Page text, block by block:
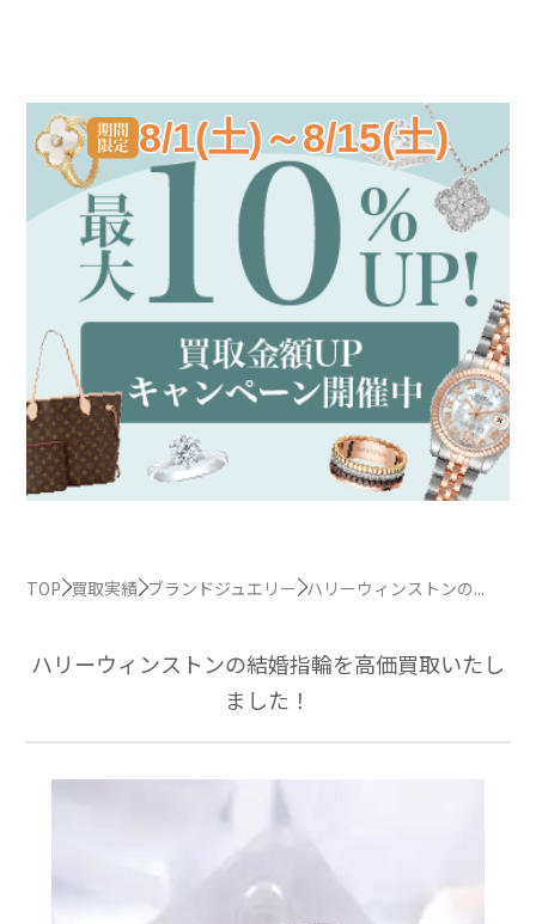
8/1(土)～8/15(土)
TOP 買取実績 ブランドジュエリー ハリーウィンストンの...
ハリーウィンストンの結婚指輪を高価買取いたし
ました！